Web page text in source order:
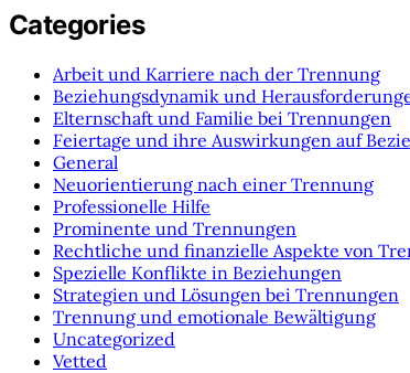
Categories
Arbeit und Karriere nach der Trennung
Beziehungsdynamik und
Elternschaft und Familie bei Trennungen
Feiertage und ihre Auswirkungen auf
General
Neuorientierung nach einer Trennung
Professionelle Hilfe
Prominente und Trennungen
Rechtliche und finanzielle Aspekte von
Spezielle Konflikte in Beziehungen
Strategien und Lösungen bei Trennungen
Trennung und emotionale Bewältigung
Uncategorized
Vetted